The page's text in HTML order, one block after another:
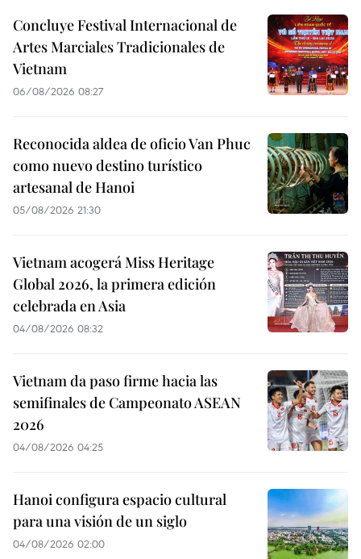
Concluye Festival Internacional de
Artes Marciales Tradicionales de
Vietnam
06/08/2026 08:27
Reconocida aldea de oficio Van Phuc
como nuevo destino turístico
artesanal de Hanoi
05/08/2026 21:30
Vietnam acogerá Miss Heritage
Global 2026, la primera edición
celebrada en Asia
04/08/2026 08:32
Vietnam da paso firme hacia las
semifinales de Campeonato ASEAN
2026
04/08/2026 04:25
Hanoi configura espacio cultural
para una visión de un siglo
04/08/2026 02:00